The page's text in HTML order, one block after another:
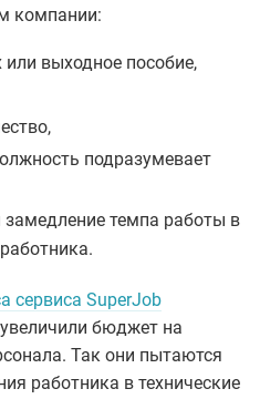
компании:
выходное пособие,
подразумевает
темпа работы в
сервиса SuperJob
бюджет на
Так они пытаются
работника в технические